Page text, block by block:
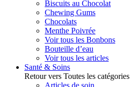
Biscuits au Chocolat
Chewing Gums
Chocolats
Menthe Poivrée
Voir tous les Bonbons
Bouteille d’eau
Voir tous les articles
Santé & Soins
Retour vers Toutes les catégories
Articles de soin